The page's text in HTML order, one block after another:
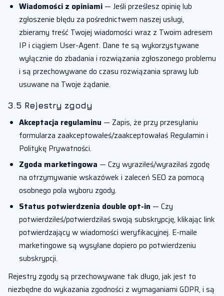
Wiadomości z opiniami — Jeśli prześlesz opinię lub
zgłoszenie błędu za pośrednictwem naszej usługi,
zbieramy treść Twojej wiadomości wraz z Twoim adresem
IP i ciągiem User-Agent. Dane te są wykorzystywane
wyłącznie do zbadania i rozwiązania zgłoszonego problemu
i są przechowywane do czasu rozwiązania sprawy lub
usuwane na Twoje żądanie.
3.5 Rejestry zgody
Akceptacja regulaminu — Zapis, że przy przesyłaniu
formularza zaakceptowałeś/zaakceptowałaś Regulamin i
Politykę Prywatności.
Zgoda marketingowa — Czy wyraziłeś/wyraziłaś zgodę
na otrzymywanie wskazówek i zaleceń SEO za pomocą
osobnego pola wyboru zgody.
Status potwierdzenia double opt-in — Czy
potwierdziłeś/potwierdziłaś swoją subskrypcję, klikając link
potwierdzający w wiadomości weryfikacyjnej. E-maile
marketingowe są wysyłane dopiero po potwierdzeniu
subskrypcji.
Rejestry zgody są przechowywane tak długo, jak jest to
niezbędne do wykazania zgodności z wymaganiami GDPR, i są